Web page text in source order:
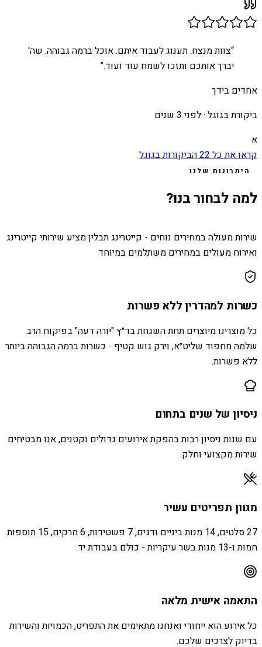
“צוות מנצח. תענוג לעבוד איתם. אוכל ברמה גבוהה. שה'
יברך אותכם ותזכו לשמח עוד ועוד.”
אחדים בידך
ביקורת בגוגל ·לפני 3 שנים
א
קראו את כל22הביקורות בגוגל
היתרונות שלנו
למה לבחור בנו?
שירות מעולה במחירים נוחים - קייטרינג תבלין מציע שירותי קייטרינג
ואירוח מעולים במחירים משתלמים במיוחד
כשרות למהדרין ללא פשרות
כל מוצרינו מיוצרים תחת השגחת בד״ץ "יורה דעה" בפיקוח הרב
שלמה מחפוד שליט״א, וירק גוש קטיף - כשרות ברמה הגבוהה ביותר
ללא פשרות.
ניסיון של שנים בתחום
עם שנות ניסיון רבות בהפקת אירועים גדולים וקטנים, אנו מבטיחים
שירות מקצועי וחלק.
מגוון תפריטים עשיר
27 סלטים, 14 מנות ביניים ודגים, 7 פשטידות, 6 מרקים, 15 תוספות
חמות ו-13 מנות בשר עיקריות - כולם בעבודת יד.
התאמה אישית מלאה
כל אירוע הוא ייחודי ואנחנו מתאימים את התפריט, הכמויות והשירות
בדיוק לצרכים שלכם.